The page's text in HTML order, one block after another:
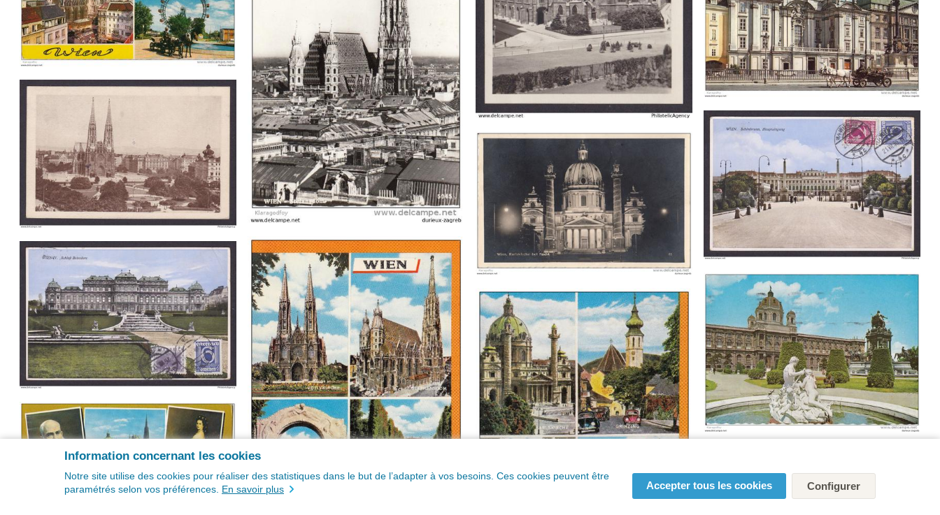
Information concernant les cookies
Notre site utilise des cookies pour réaliser des statistiques dans le but de l’adapter à vos besoins. Ces cookies peuvent être
paramétrés selon vos préférences. En savoir plus Accepter tous les cookies Configurer